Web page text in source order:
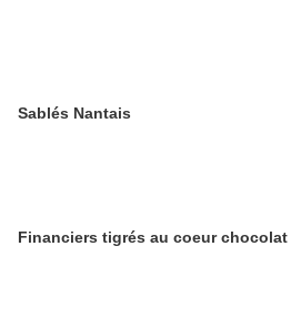
Sablés Nantais
Financiers tigrés au coeur chocolat